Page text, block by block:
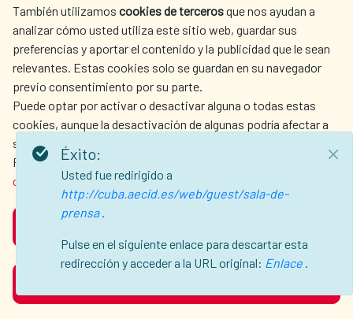
También utilizamos cookies de tercerosque nos ayudan a
analizar cómo usted utiliza este sitio web, guardar sus
preferencias y aportar el contenido y la publicidad que le sean
relevantes. Estas cookies solo se guardan en su navegador
previo consentimiento por su parte.
Puede optar por activar o desactivar alguna o todas estas
cookies, aunque la desactivación de algunas podría afectar a
su experiencia de navegación.
Para obtener más información, consulte nuestra
cookies
CULTURA Y CIENCIA
BIBLIOTECA
NUESTRAS REDES SOCIALES
POLÍTICA DE COOKIES
GUÍA DE NAVEGACIÓN
Éxito:
Usted fue redirigido a
http://cuba.aecid.es/web/guest/sala-de-
prensa.
Pulse en el siguiente enlace para descartar esta
redirección y acceder a la URL original: Enlace .